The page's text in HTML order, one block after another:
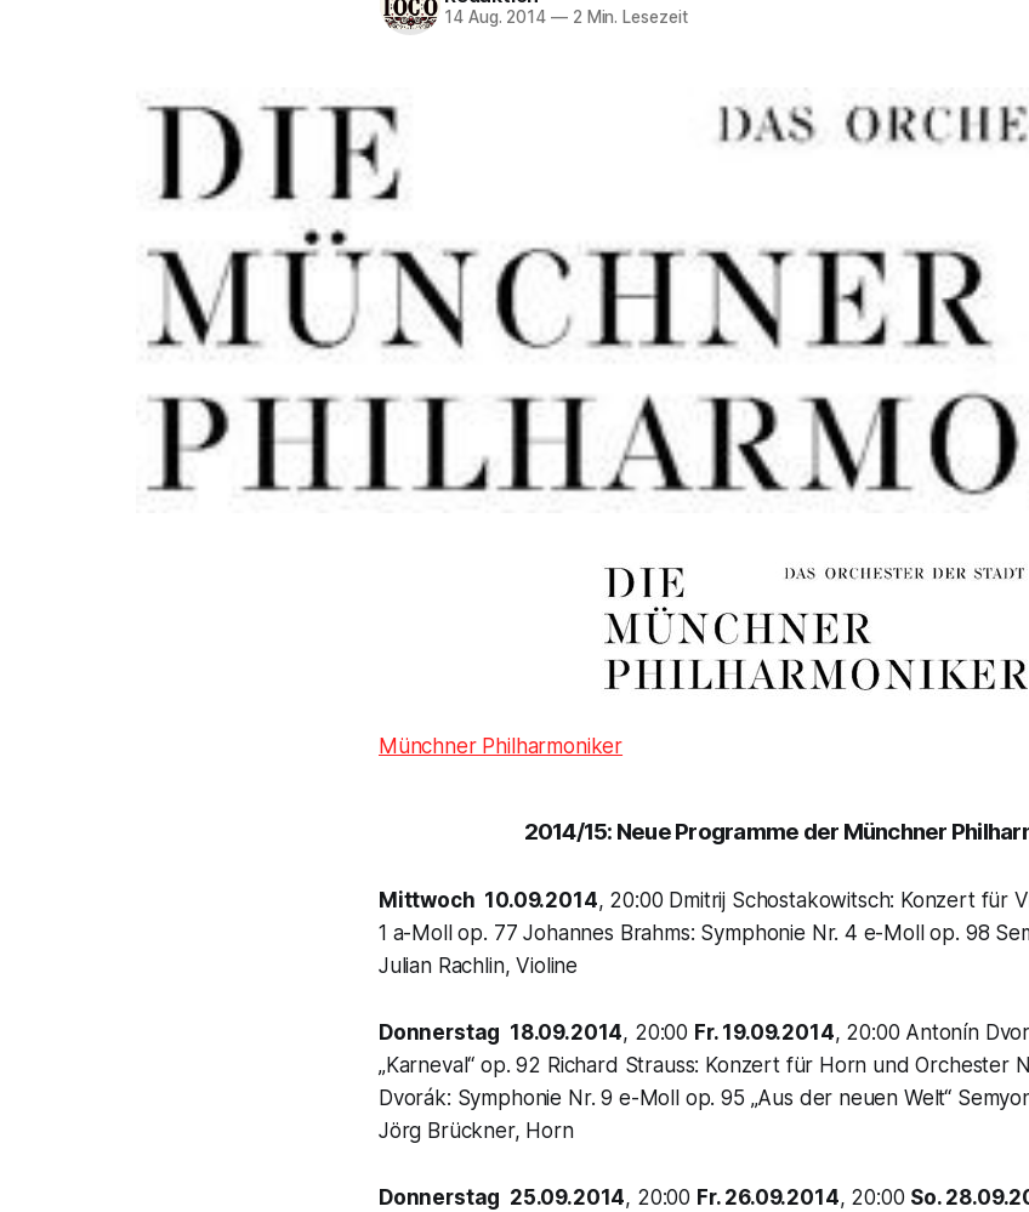
14 Aug. 2014 —2 Min. Lesezeit
Münchner Philharmoniker
2014/15: Neue Programme der Münchner
Mittwoch 10.09.2014, 20:00 Dmitrij Schostakowitsch: Konzert für
1 a-Moll op. 77 Johannes Brahms: Symphonie Nr. 4 e-Moll op. 98
Julian Rachlin, Violine
Donnerstag 18.09.2014, 20:00 Fr. 19.09.2014, 20:00 Antonín
„Karneval“ op. 92 Richard Strauss: Konzert für Horn und Orchester
Dvorák: Symphonie Nr. 9 e-Moll op. 95 „Aus der neuen Welt“
Jörg Brückner, Horn
Donnerstag 25.09.2014, 20:00 Fr. 26.09.2014, 20:00 So.